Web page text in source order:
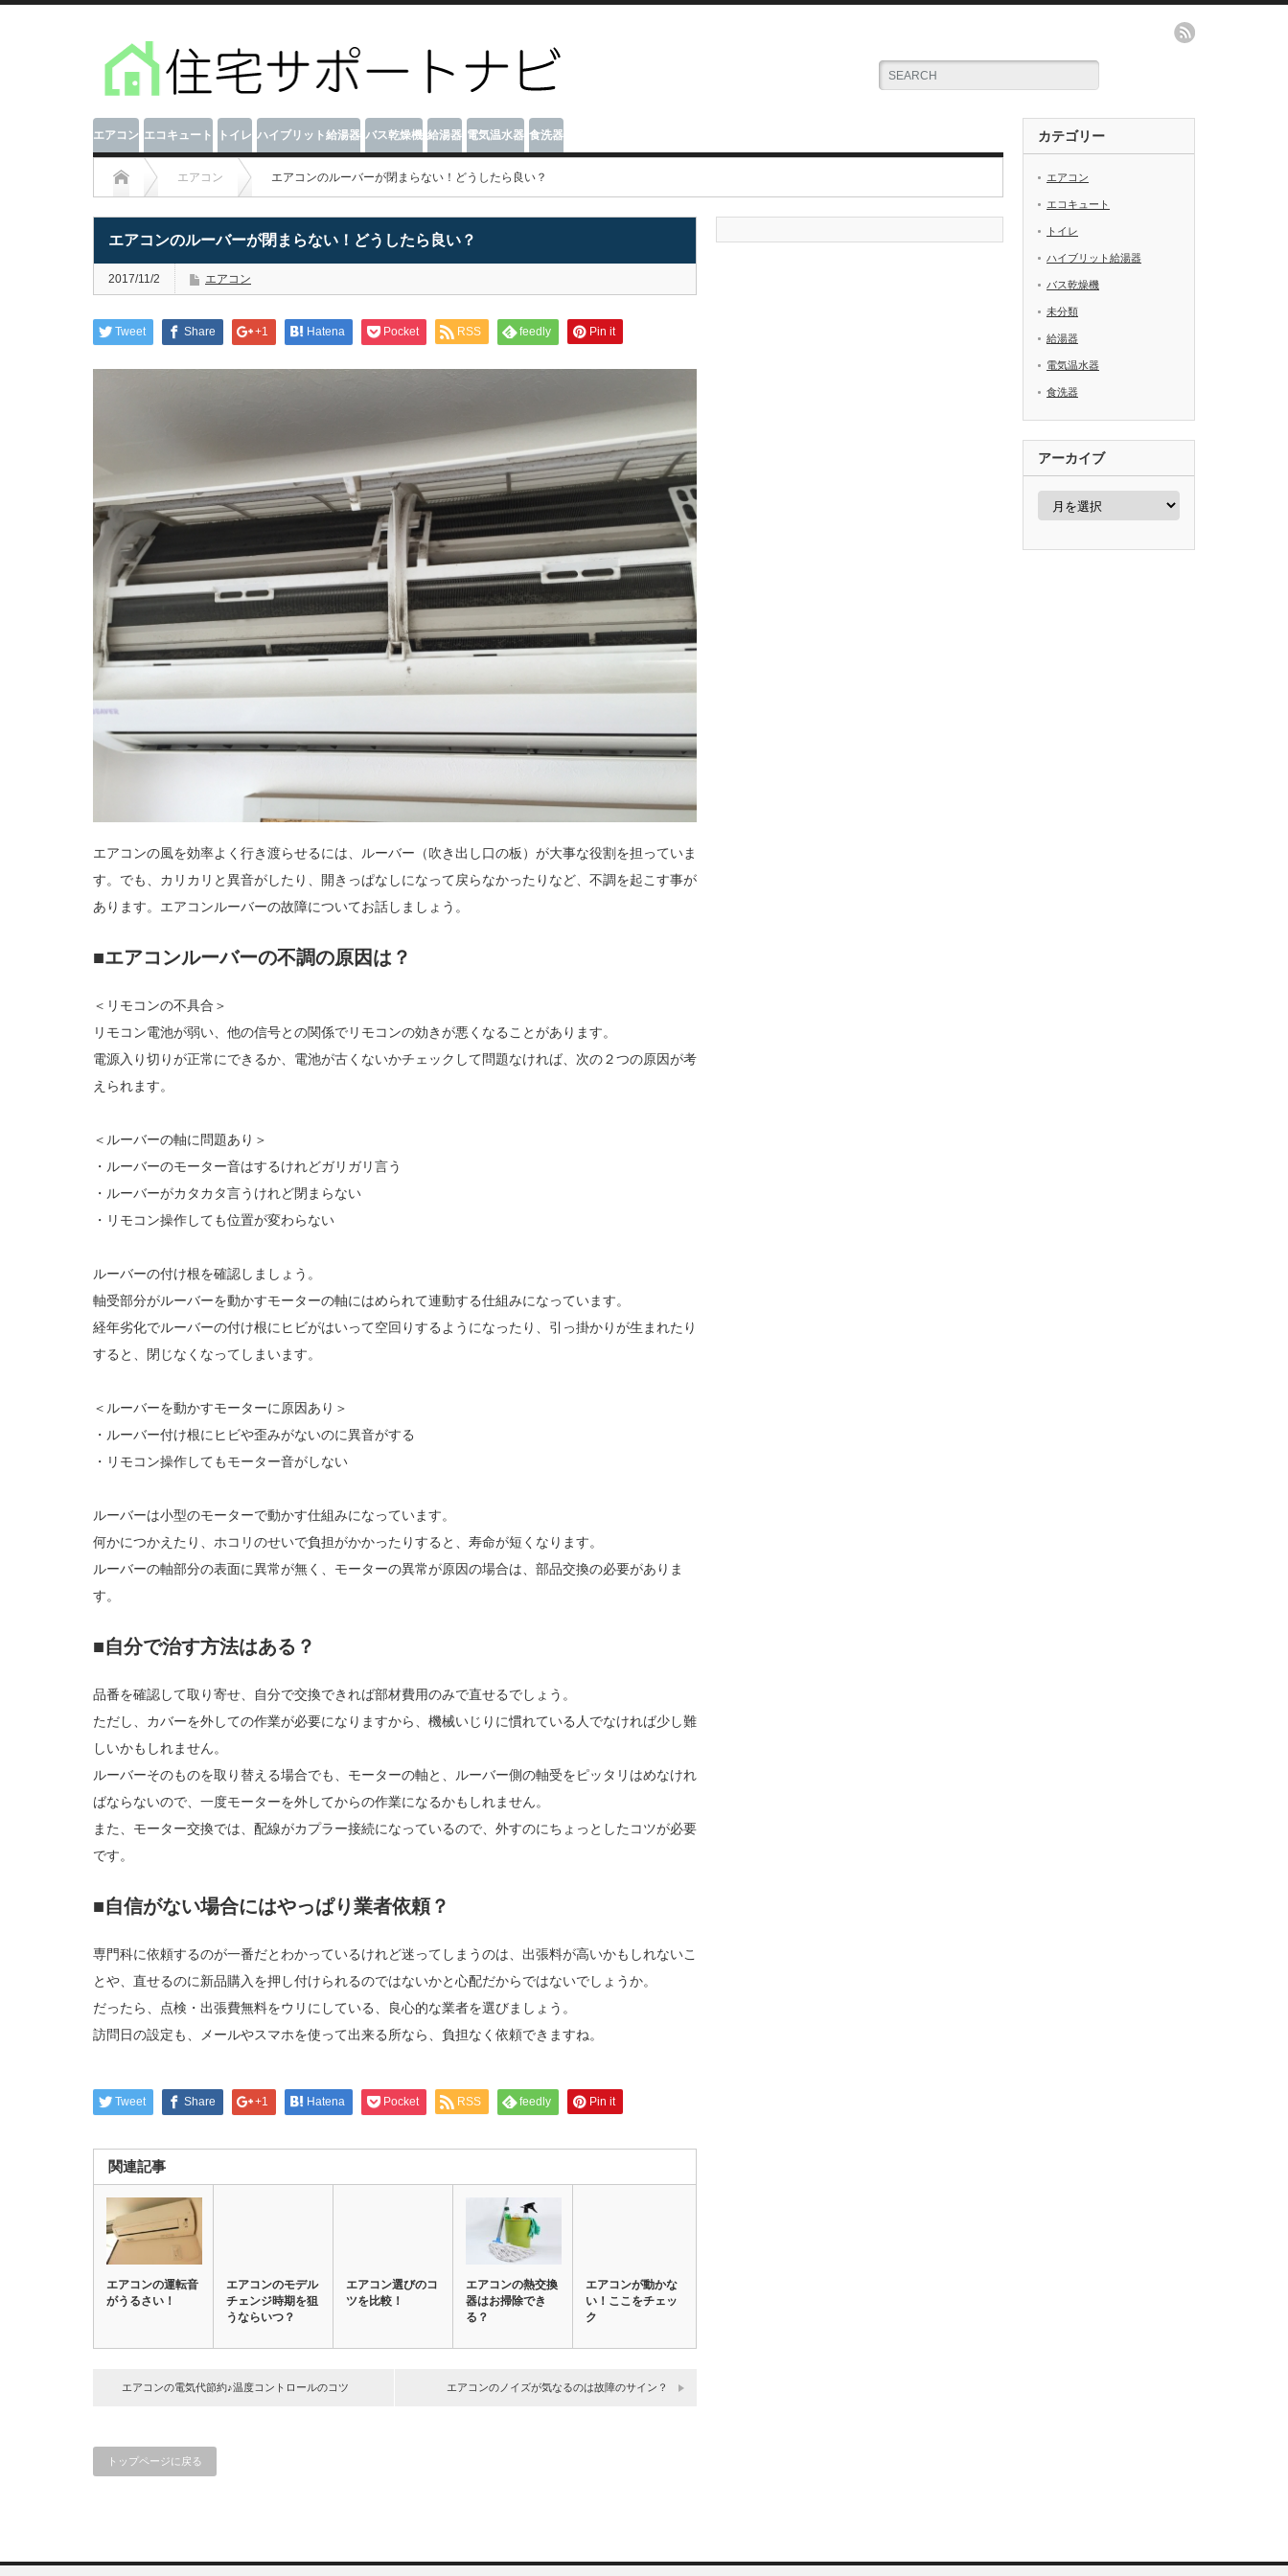
エアコン エコキュート トイレ ハイブリット給湯器 バス乾燥機 給湯器 電気温水器 食洗器
エアコン エアコンのルーバーが閉まらない！どうしたら良い？
エアコンのルーバーが閉まらない！どうしたら良い？
2017/11/2 エアコン
Tweet Share +1 Hatena Pocket RSS feedly Pin it
エアコンの風を効率よく行き渡らせるには、ルーバー（吹き出し口の板）が大事な役割を担っていま
す。でも、カリカリと異音がしたり、開きっぱなしになって戻らなかったりなど、不調を起こす事が
あります。エアコンルーバーの故障についてお話しましょう。
■エアコンルーバーの不調の原因は？
＜リモコンの不具合＞
リモコン電池が弱い、他の信号との関係でリモコンの効きが悪くなることがあります。
電源入り切りが正常にできるか、電池が古くないかチェックして問題なければ、次の２つの原因が考
えられます。
＜ルーバーの軸に問題あり＞
・ルーバーのモーター音はするけれどガリガリ言う
・ルーバーがカタカタ言うけれど閉まらない
・リモコン操作しても位置が変わらない
ルーバーの付け根を確認しましょう。
軸受部分がルーバーを動かすモーターの軸にはめられて連動する仕組みになっています。
経年劣化でルーバーの付け根にヒビがはいって空回りするようになったり、引っ掛かりが生まれたり
すると、閉じなくなってしまいます。
＜ルーバーを動かすモーターに原因あり＞
・ルーバー付け根にヒビや歪みがないのに異音がする
・リモコン操作してもモーター音がしない
ルーバーは小型のモーターで動かす仕組みになっています。
何かにつかえたり、ホコリのせいで負担がかかったりすると、寿命が短くなります。
ルーバーの軸部分の表面に異常が無く、モーターの異常が原因の場合は、部品交換の必要がありま
す。
■自分で治す方法はある？
品番を確認して取り寄せ、自分で交換できれば部材費用のみで直せるでしょう。
ただし、カバーを外しての作業が必要になりますから、機械いじりに慣れている人でなければ少し難
しいかもしれません。
ルーバーそのものを取り替える場合でも、モーターの軸と、ルーバー側の軸受をピッタリはめなけれ
ばならないので、一度モーターを外してからの作業になるかもしれません。
また、モーター交換では、配線がカプラー接続になっているので、外すのにちょっとしたコツが必要
です。
■自信がない場合にはやっぱり業者依頼？
専門科に依頼するのが一番だとわかっているけれど迷ってしまうのは、出張料が高いかもしれないこ
とや、直せるのに新品購入を押し付けられるのではないかと心配だからではないでしょうか。
だったら、点検・出張費無料をウリにしている、良心的な業者を選びましょう。
訪問日の設定も、メールやスマホを使って出来る所なら、負担なく依頼できますね。
Tweet Share +1 Hatena Pocket RSS feedly Pin it
関連記事
エアコンの運転音
がうるさい！
エアコンのモデル
チェンジ時期を狙
うならいつ？
エアコン選びのコ
ツを比較！
エアコンの熱交換
器はお掃除でき
る？
エアコンが動かな
い！ここをチェッ
ク
エアコンの電気代節約♪温度コントロールのコツ エアコンのノイズが気なるのは故障のサイン？
トップページに戻る
カテゴリー
エアコン
エコキュート
トイレ
ハイブリット給湯器
バス乾燥機
未分類
給湯器
電気温水器
食洗器
アーカイブ
ア
ブ